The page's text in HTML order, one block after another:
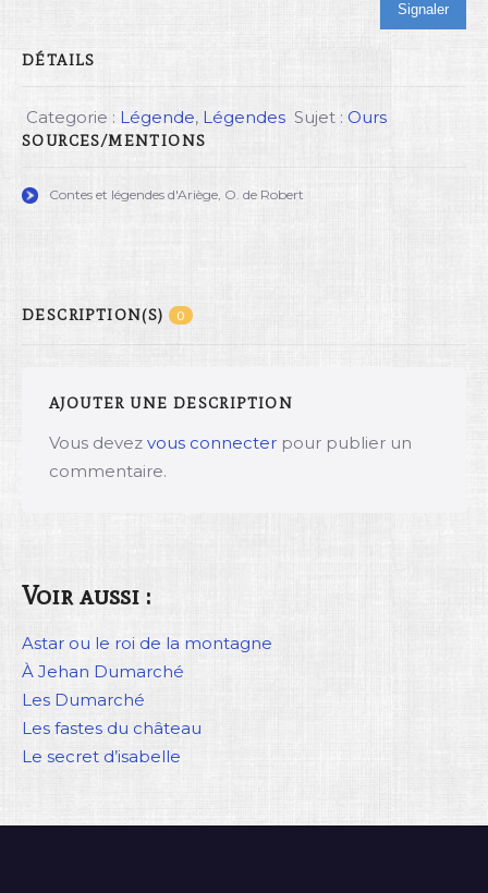
Signaler
DÉTAILS
Categorie : Légende, Légendes Sujet : Ours
SOURCES/MENTIONS
Contes et légendes d'Ariège, O. de Robert
DESCRIPTION(S) 0
AJOUTER UNE DESCRIPTION
Vous devez vous connecter pour publier un
commentaire.
Voir aussi :
Astar ou le roi de la montagne
À Jehan Dumarché
Les Dumarché
Les fastes du château
Le secret d’isabelle